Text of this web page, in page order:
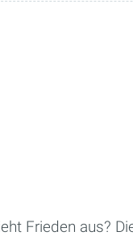
Frieden aus?